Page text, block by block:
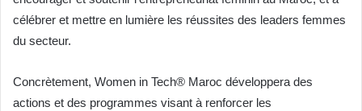
célébrer et mettre en lumière les réussites des leaders femmes
du secteur.
Concrètement, Women in Tech® Maroc développera des
actions et des programmes visant à renforcer les